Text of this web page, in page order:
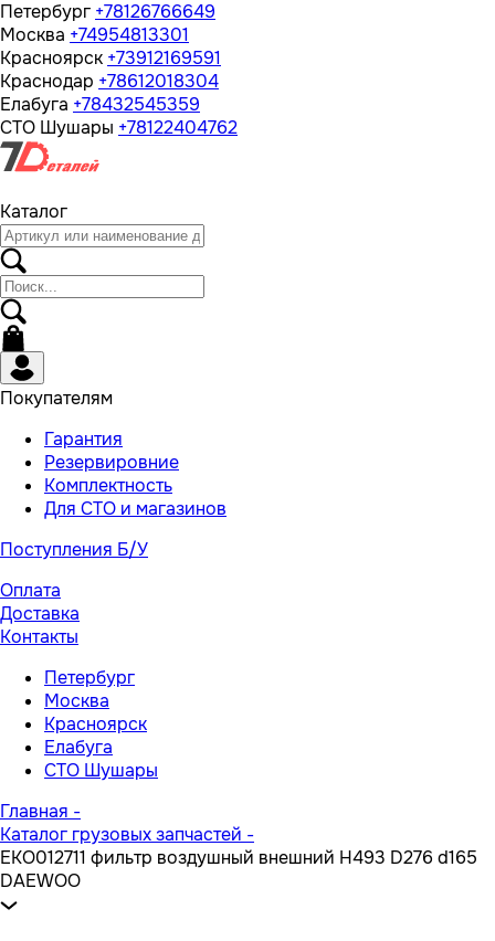
Петербург +78126766649
Москва +74954813301
Красноярск +73912169591
Краснодар +78612018304
Елабуга +78432545359
СТО Шушары +78122404762
Каталог
Покупателям
Гарантия
Резервировние
Комплектность
Для СТО и магазинов
Поступления Б/У
Оплата
Доставка
Контакты
Петербург
Москва
Красноярск
Елабуга
СТО Шушары
Главная -
Каталог грузовых запчастей -
EKO012711 фильтр воздушный внешний H493 D276 d165
DAEWOO